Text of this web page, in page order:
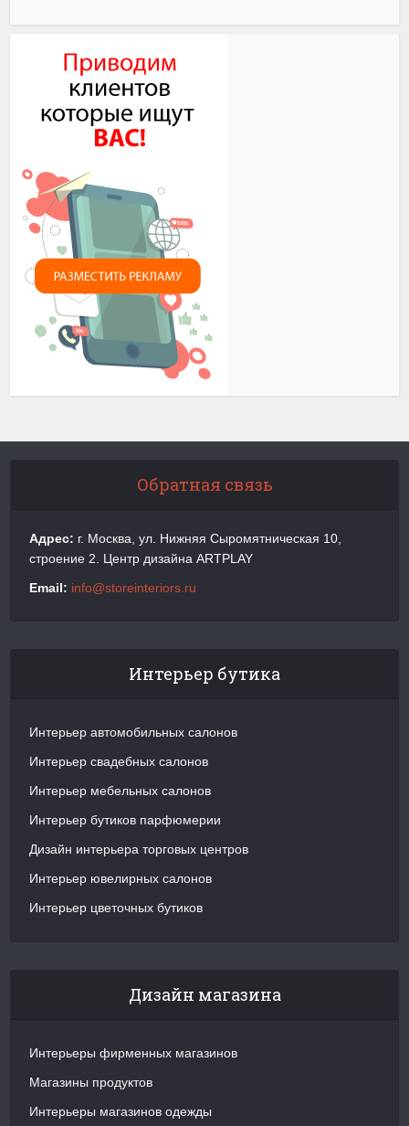
Обратная связь
Адрес: г. Москва, ул. Нижняя Сыромятническая 10,
строение 2. Центр дизайна ARTPLAY
Email: info@storeinteriors.ru
Интерьер бутика
Интерьер автомобильных салонов
Интерьер свадебных салонов
Интерьер мебельных салонов
Интерьер бутиков парфюмерии
Дизайн интерьера торговых центров
Интерьер ювелирных салонов
Интерьер цветочных бутиков
Дизайн магазина
Интерьеры фирменных магазинов
Магазины продуктов
Интерьеры магазинов одежды